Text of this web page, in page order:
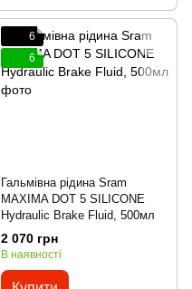
6
6
Гальмівна рідина Sram
MAXIMA DOT 5 SILICONE
Hydraulic Brake Fluid, 500мл
2 070 грн
В наявності